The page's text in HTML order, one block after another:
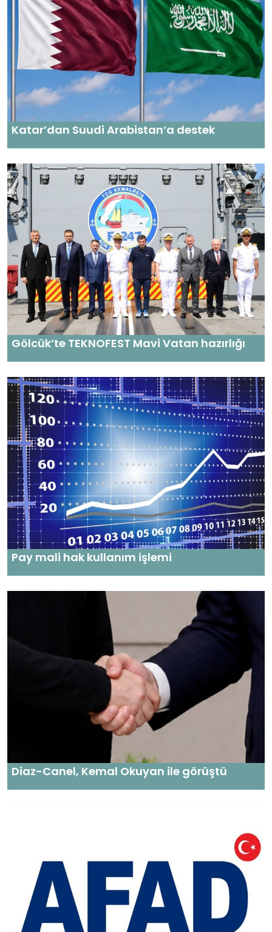
Katar’dan Suudi Arabistan’a destek
Gölcük’te TEKNOFEST Mavi Vatan hazırlığı
Pay mali hak kullanım işlemi
Diaz-Canel, Kemal Okuyan ile görüştü